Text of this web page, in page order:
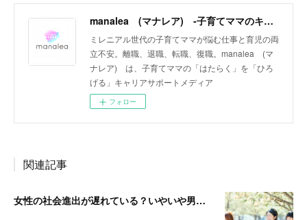
manalea (マナレア) ‐子育てママのキャリアサポートメディア‐
ミレニアル世代の子育てママが悩む仕事と育児の両
立不安。離職、退職、転職、復職。manalea (マ
ナレア) は、子育てママの「はたらく」を「ひろ
げる」キャリアサポートメディア
フォロー
関連記事
女性の社会進出が遅れている？いやいや男性の育児参加が遅れているんじゃない？